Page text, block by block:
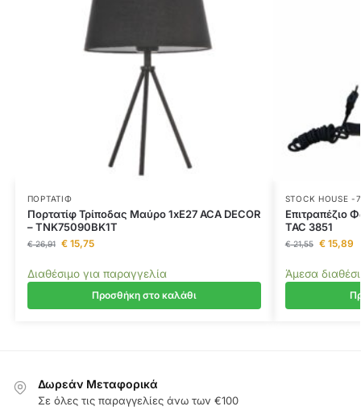
ΠΟΡΤΑΤΊΦ
Πορτατίφ Τρίποδας Μαύρο 1xE27 ACA DECOR
– TNK75090BK1T
€26,91 €15,75
Διαθέσιμο για παραγγελία
Προσθήκη στο καλάθι
STOCK HOUSE -
Επιτραπέζιο
TAC 3851
€21,55 €15,89
Άμεσα
Δωρεάν Μεταφορικά
Σε όλες τις παραγγελίες άνω των €100